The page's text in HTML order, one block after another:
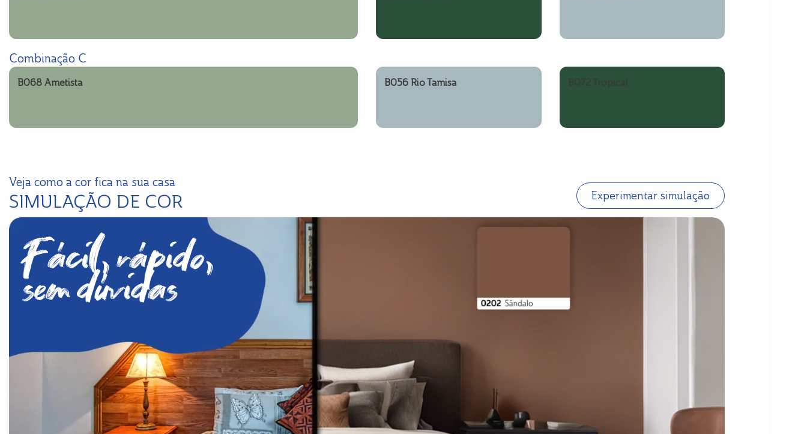
Combinação C
B068 Ametista B056 Rio Tamisa B072 Tropical
Veja como a cor fica na sua casa
SIMULAÇÃO DE COR Experimentar simulação
Fácil, rápido,
sem dúvidas